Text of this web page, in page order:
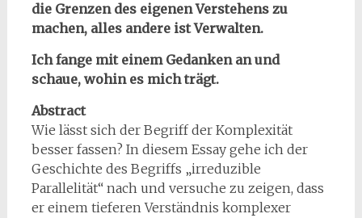
die Grenzen des eigenen Verstehens zu
machen, alles andere ist Verwalten.
Ich fange mit einem Gedanken an und
schaue, wohin es mich trägt.
Abstract
Wie lässt sich der Begriff der Komplexität
besser fassen? In diesem Essay gehe ich der
Geschichte des Begriffs „irreduzible
Parallelität“ nach und versuche zu zeigen, dass
er einem tieferen Verständnis komplexer